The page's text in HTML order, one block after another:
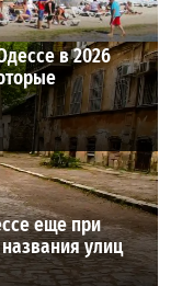
в 2026
еще при
улиц